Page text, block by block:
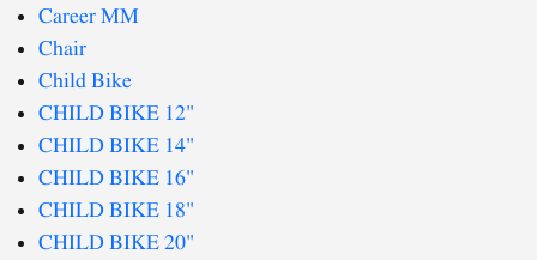
Career MM
Chair
Child Bike
CHILD BIKE 12"
CHILD BIKE 14"
CHILD BIKE 16"
CHILD BIKE 18"
CHILD BIKE 20"